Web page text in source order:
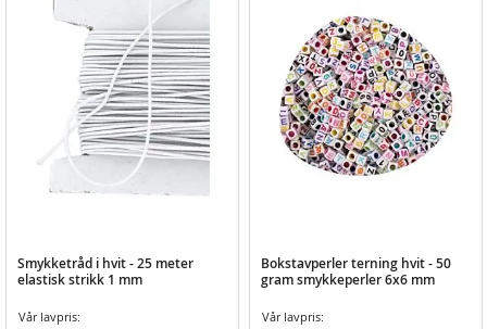
Smykketråd i hvit - 25 meter
elastisk strikk 1 mm
Vår lavpris:
Bokstavperler terning hvit - 50
gram smykkeperler 6x6 mm
Vår lavpris: